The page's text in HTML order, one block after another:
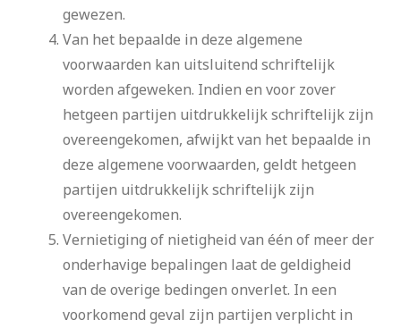
gewezen.
Van het bepaalde in deze algemene
voorwaarden kan uitsluitend schriftelijk
worden afgeweken. Indien en voor zover
hetgeen partijen uitdrukkelijk schriftelijk zijn
overeengekomen, afwijkt van het bepaalde in
deze algemene voorwaarden, geldt hetgeen
partijen uitdrukkelijk schriftelijk zijn
overeengekomen.
Vernietiging of nietigheid van één of meer der
onderhavige bepalingen laat de geldigheid
van de overige bedingen onverlet. In een
voorkomend geval zijn partijen verplicht in